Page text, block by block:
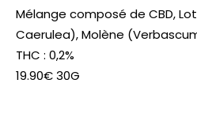
Mélange composé de CBD,
Caerulea), Molène
THC : 0,2%
19.90€ 30G